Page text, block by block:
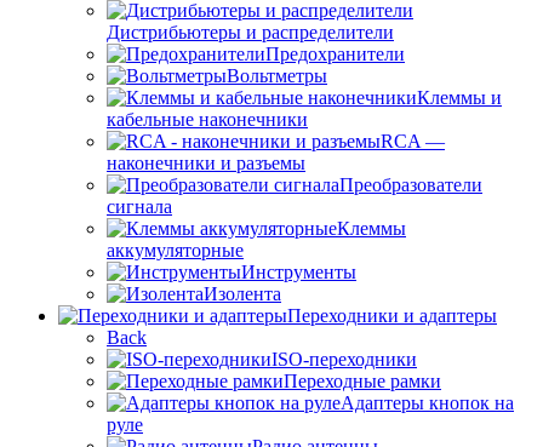
Дистрибьютеры и распределители
Предохранители
Вольтметры
Клеммы и
кабельные наконечники
RCA —
наконечники и разъемы
Преобразователи
сигнала
Клеммы
аккумуляторные
Инструменты
Изолента
Переходники и адаптеры
Back
ISO-переходники
Переходные рамки
Адаптеры кнопок на
руле